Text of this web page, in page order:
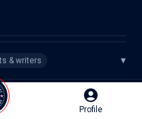
Profile
Profile
& writers ▾
reserved.